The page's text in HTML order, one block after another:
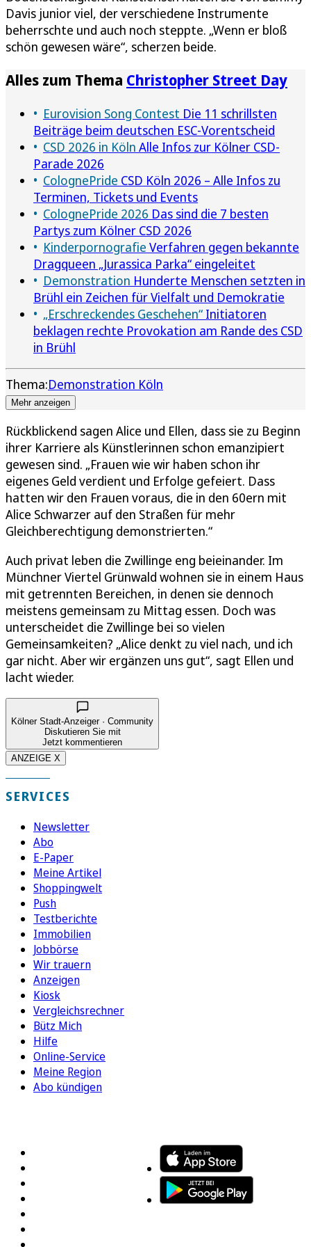
Davis junior viel, der verschiedene Instrumente
beherrschte und auch noch steppte. „Wenn er bloß
schön gewesen wäre“, scherzen beide.
Alles zum Thema Christopher Street Day
Eurovision Song Contest Die 11 schrillsten
Beiträge beim deutschen ESC-Vorentscheid
CSD 2026 in Köln Alle Infos zur Kölner CSD-
Parade 2026
ColognePride CSD Köln 2026 – Alle Infos zu
Terminen, Tickets und Events
ColognePride 2026 Das sind die 7 besten
Partys zum Kölner CSD 2026
Kinderpornografie Verfahren gegen bekannte
Dragqueen „Jurassica Parka“ eingeleitet
Demonstration Hunderte Menschen setzten in
Brühl ein Zeichen für Vielfalt und Demokratie
„Erschreckendes Geschehen“ Initiatoren
beklagen rechte Provokation am Rande des CSD
in Brühl
Thema:Demonstration Köln
Mehr anzeigen
Rückblickend sagen Alice und Ellen, dass sie zu Beginn
ihrer Karriere als Künstlerinnen schon emanzipiert
gewesen sind. „Frauen wie wir haben schon ihr
eigenes Geld verdient und Erfolge gefeiert. Dass
hatten wir den Frauen voraus, die in den 60ern mit
Alice Schwarzer auf den Straßen für mehr
Gleichberechtigung demonstrierten.“
Auch privat leben die Zwillinge eng beieinander. Im
Münchner Viertel Grünwald wohnen sie in einem Haus
mit getrennten Bereichen, in denen sie dennoch
meistens gemeinsam zu Mittag essen. Doch was
unterscheidet die Zwillinge bei so vielen
Gemeinsamkeiten? „Alice denkt zu viel nach, und ich
gar nicht. Aber wir ergänzen uns gut“, sagt Ellen und
lacht wieder.
Kölner Stadt-Anzeiger · Community
Diskutieren Sie mit
Jetzt kommentieren
ANZEIGE X
SERVICES
Newsletter
Abo
E-Paper
Meine Artikel
Shoppingwelt
Push
Testberichte
Immobilien
Jobbörse
Wir trauern
Anzeigen
Kiosk
Vergleichsrechner
Bütz Mich
Hilfe
Online-Service
Meine Region
Abo kündigen